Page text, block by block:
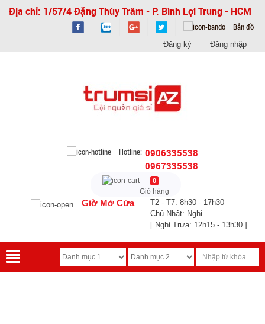
Địa chỉ: 1/57/4 Đặng Thùy Trâm - P. Bình Lợi Trung - HCM
Bản đồ
Đăng ký Đăng nhập
Hotline: 0906335538
0967335538
0
Giỏ hàng
Giờ Mở Cửa
T2 - T7: 8h30 - 17h30
Chủ Nhật: Nghỉ
[ Nghỉ Trưa: 12h15 - 13h30 ]